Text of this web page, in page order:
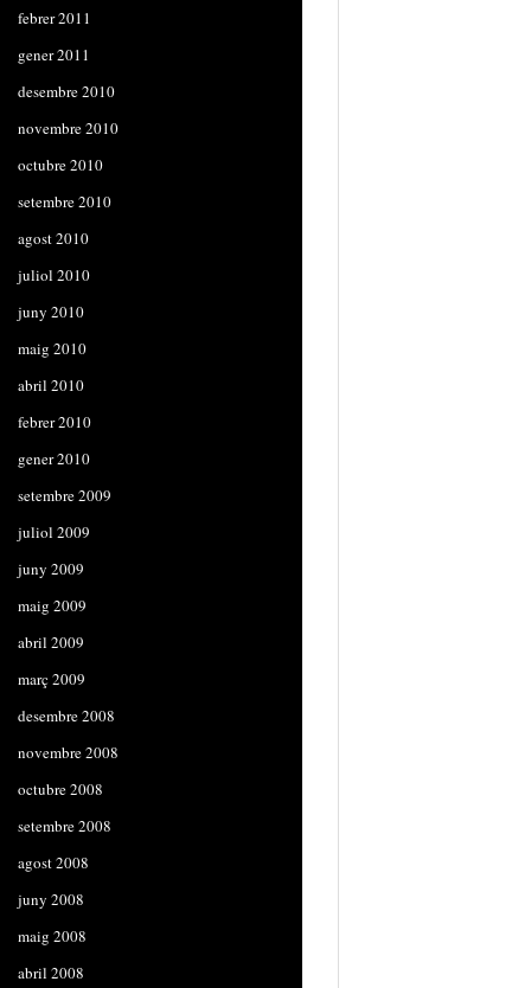
febrer 2011
gener 2011
desembre 2010
novembre 2010
octubre 2010
setembre 2010
agost 2010
juliol 2010
juny 2010
maig 2010
abril 2010
febrer 2010
gener 2010
setembre 2009
juliol 2009
juny 2009
maig 2009
abril 2009
març 2009
desembre 2008
novembre 2008
octubre 2008
setembre 2008
agost 2008
juny 2008
maig 2008
abril 2008